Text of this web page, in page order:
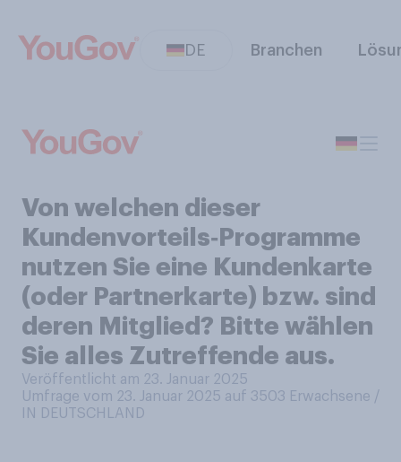
DE Branchen
Von welchen dieser
Kundenvorteils‑Programme
nutzen Sie eine Kundenkarte
(oder Partnerkarte) bzw. sind
deren Mitglied? Bitte wählen
Sie alles Zutreffende aus.
Veröffentlicht am 23. Januar 2025
Umfrage vom 23. Januar 2025 auf 3503 Erwachsene /
IN DEUTSCHLAND